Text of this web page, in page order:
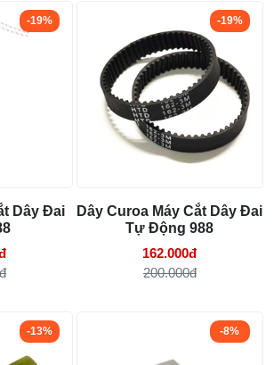
Phẩm
Dây Đai
-19%
Dây Curoa Máy Cắt Dây Đai
Tự Động 988
162.000đ
200.000đ
-19%
-13% -8%